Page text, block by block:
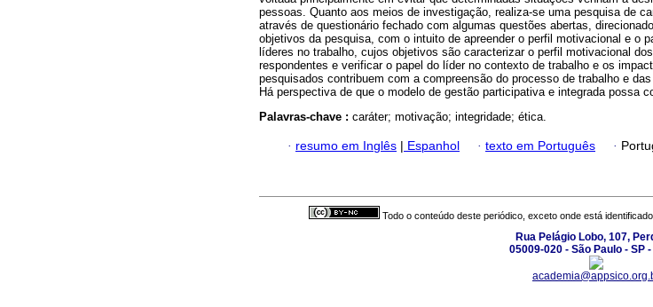
pessoas. Quanto aos meios de investigação, realiza-se uma pesquisa de
através de questionário fechado com algumas questões abertas,
objetivos da pesquisa, com o intuito de apreender o perfil motivacional e o
líderes no trabalho, cujos objetivos são caracterizar o perfil motivacional dos
respondentes e verificar o papel do líder no contexto de trabalho e os
pesquisados contribuem com a compreensão do processo de trabalho e
Há perspectiva de que o modelo de gestão participativa e integrada possa
Palavras-chave : caráter; motivação; integridade; ética.
· resumo em Inglês | Espanhol · texto em Português ·
Todo o conteúdo deste periódico, exceto onde está
Rua Pelágio Lobo, 107,
05009-020 - São Paulo - SP